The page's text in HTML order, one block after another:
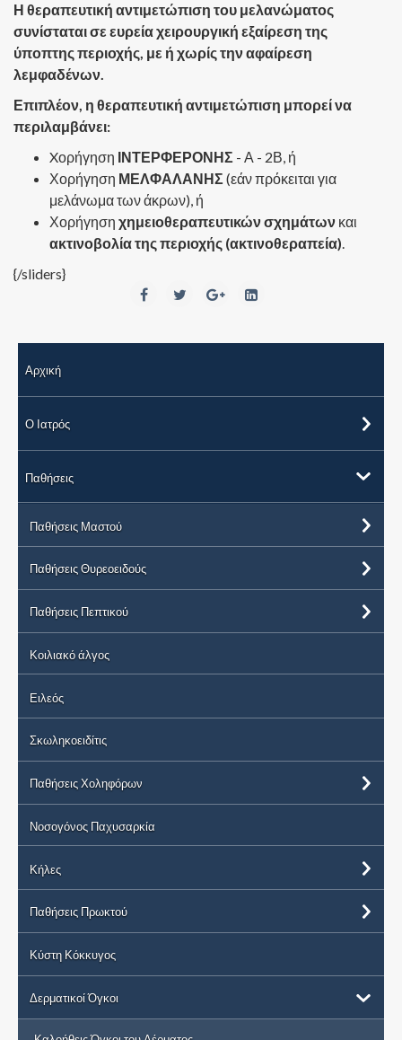
Η θεραπευτική αντιμετώπιση του μελανώματος
συνίσταται σε ευρεία χειρουργική εξαίρεση της
ύποπτης περιοχής, με ή χωρίς την αφαίρεση
λεμφαδένων.
Επιπλέον, η θεραπευτική αντιμετώπιση μπορεί να
περιλαμβάνει:
Xορήγηση ΙΝΤΕΡΦΕΡΟΝΗΣ - Α - 2Β, ή
Χορήγηση ΜΕΛΦΑΛΑΝΗΣ (εάν πρόκειται για
μελάνωμα των άκρων), ή
Χορήγηση χημειοθεραπευτικών σχημάτων και
ακτινοβολία της περιοχής (ακτινοθεραπεία).
{/sliders}
Αρχική
Ο Ιατρός
Παθήσεις
Παθήσεις Μαστού
Παθήσεις Θυρεοειδούς
Παθήσεις Πεπτικού
Κοιλιακό άλγος
Ειλεός
Σκωληκοειδίτις
Παθήσεις Χοληφόρων
Νοσογόνος Παχυσαρκία
Κήλες
Παθήσεις Πρωκτού
Κύστη Κόκκυγος
Δερματικοί Όγκοι